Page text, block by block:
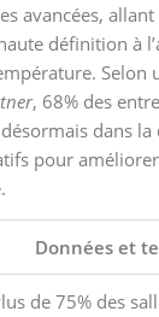
avancées,
définition à
Selon
, 68% des
dans
pour
Données et
de 75% des